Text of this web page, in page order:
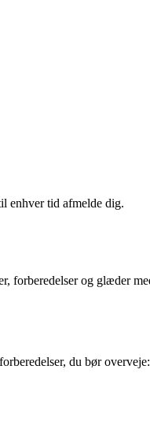
enhver tid afmelde dig.
forberedelser og glæder
du bør overveje: